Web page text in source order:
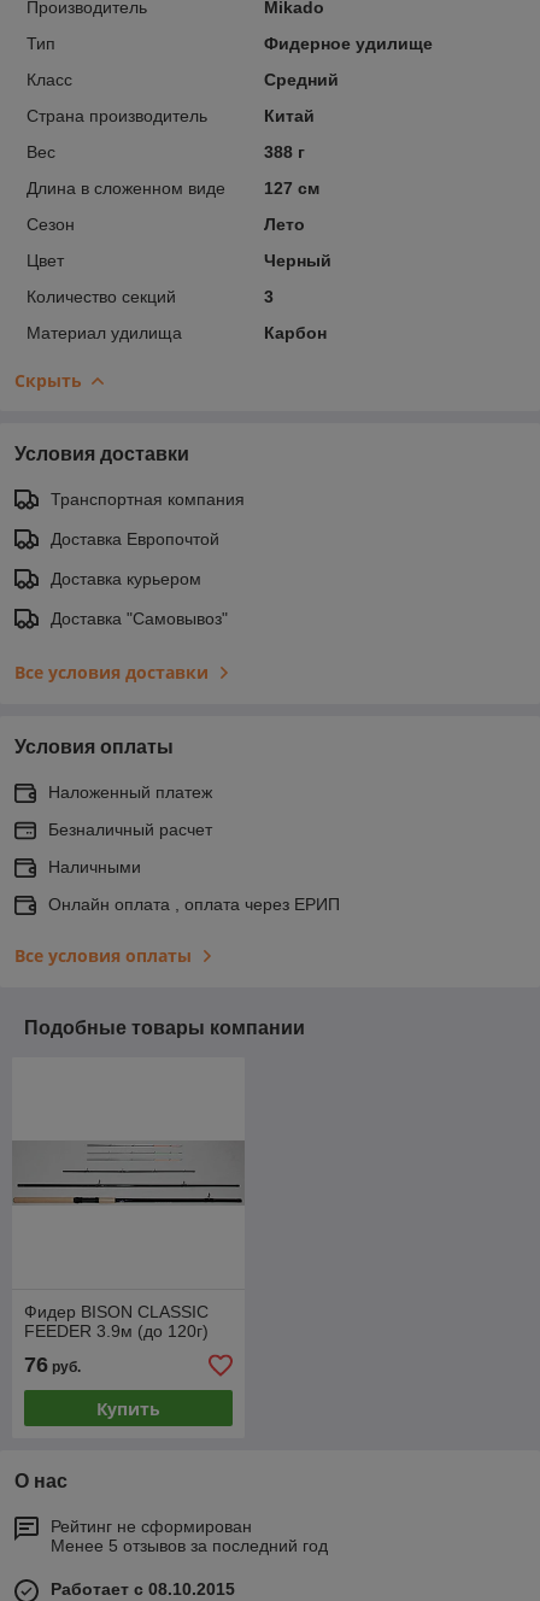
Производитель
Mikado
Тип
Фидерное удилище
Класс
Cредний
Страна производитель
Китай
Вес
388 г
Длина в сложенном виде
127 см
Сезон
Лето
Цвет
Черный
Количество секций
3
Материал удилища
Карбон
Скрыть
Условия доставки
Транспортная компания
Доставка Европочтой
Доставка курьером
Доставка "Самовывоз"
Все условия доставки
Условия оплаты
Наложенный платеж
Безналичный расчет
Наличными
Онлайн оплата , оплата через ЕРИП
Все условия оплаты
Подобные товары компании
Фидер BISON CLASSIC
FEEDER 3.9м (до 120г)
76 руб.
Купить
О нас
Рейтинг не сформирован
Менее 5 отзывов за последний год
Работает с 08.10.2015